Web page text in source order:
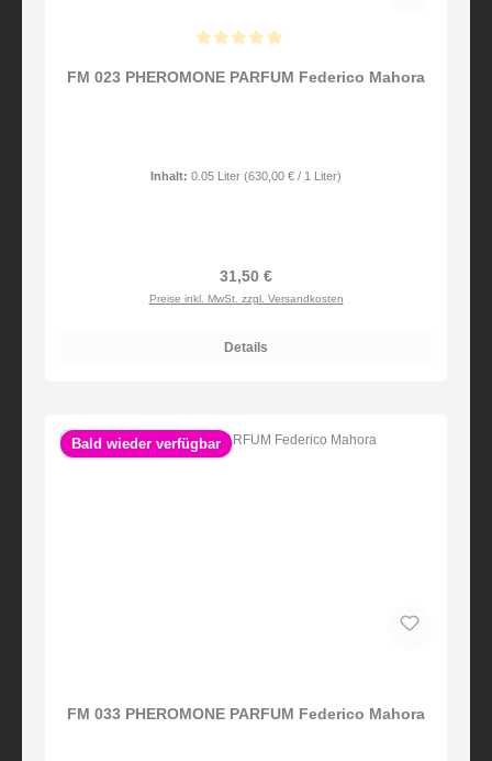
FM 023 PHEROMONE PARFUM Federico Mahora
Inhalt: 0.05 Liter (630,00 € / 1 Liter)
Regulärer Preis:
31,50 €
Preise inkl. MwSt. zzgl. Versandkosten
Details
Bald wieder verfügbar
FM 033 PHEROMONE PARFUM Federico Mahora